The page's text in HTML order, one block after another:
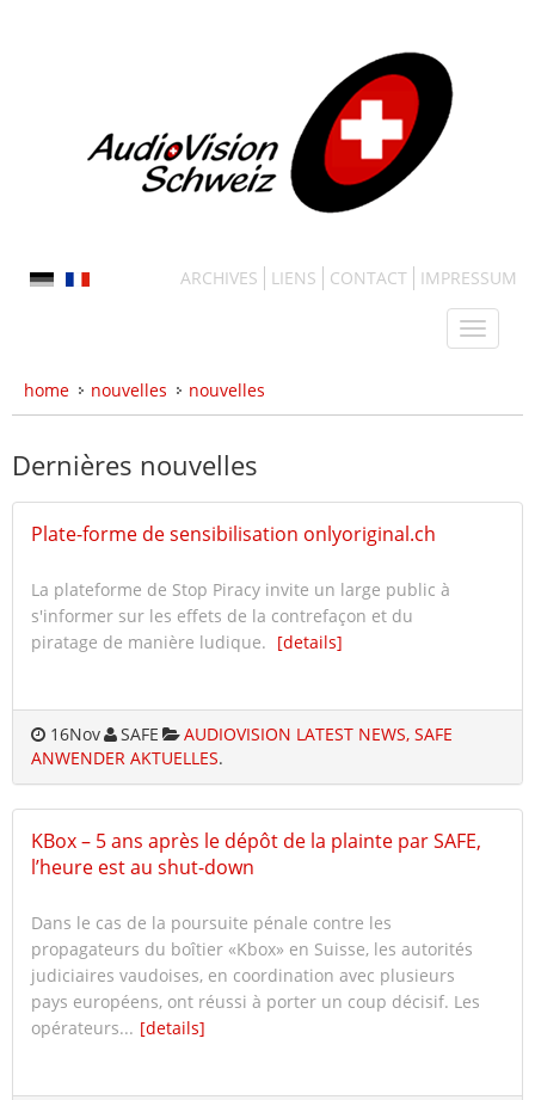
ARCHIVES LIENS CONTACT IMPRESSUM
home nouvelles nouvelles
Dernières nouvelles
Plate-forme de sensibilisation onlyoriginal.ch
La plateforme de Stop Piracy invite un large public à
s'informer sur les effets de la contrefaçon et du
piratage de manière ludique. [details]
16Nov SAFE
AUDIOVISION LATEST NEWS, SAFE
ANWENDER AKTUELLES.
KBox – 5 ans après le dépôt de la plainte par SAFE,
l’heure est au shut-down
Dans le cas de la poursuite pénale contre les
propagateurs du boîtier «Kbox» en Suisse, les autorités
judiciaires vaudoises, en coordination avec plusieurs
pays européens, ont réussi à porter un coup décisif. Les
opérateurs... [details]